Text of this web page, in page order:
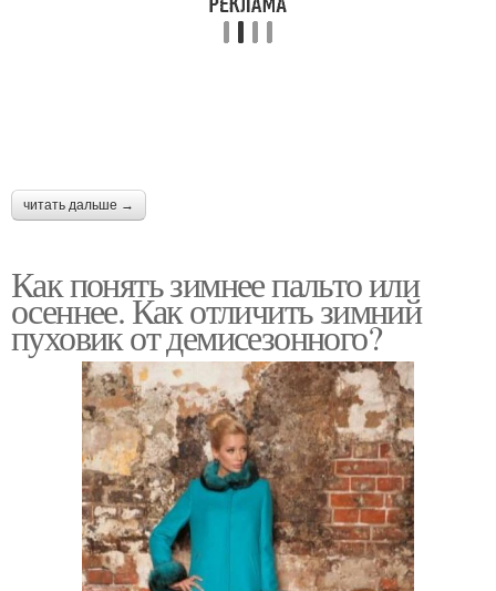
читать дальше →
Как понять зимнее пальто или
осеннее. Как отличить зимний
пуховик от демисезонного?